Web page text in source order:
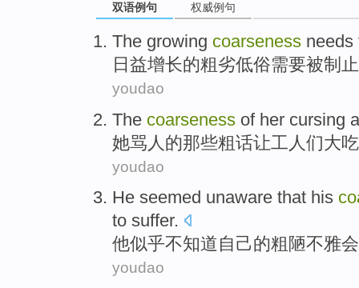
双语例句 权威例句
The growing coarseness needs
日益增长的粗劣低俗需要被制
youdao
The coarseness of her cursing
她骂人 的那些粗话让工人们大
youdao
He seemed unaware that his
to suffer.
他似乎不知道 自己的粗陋不雅
youdao